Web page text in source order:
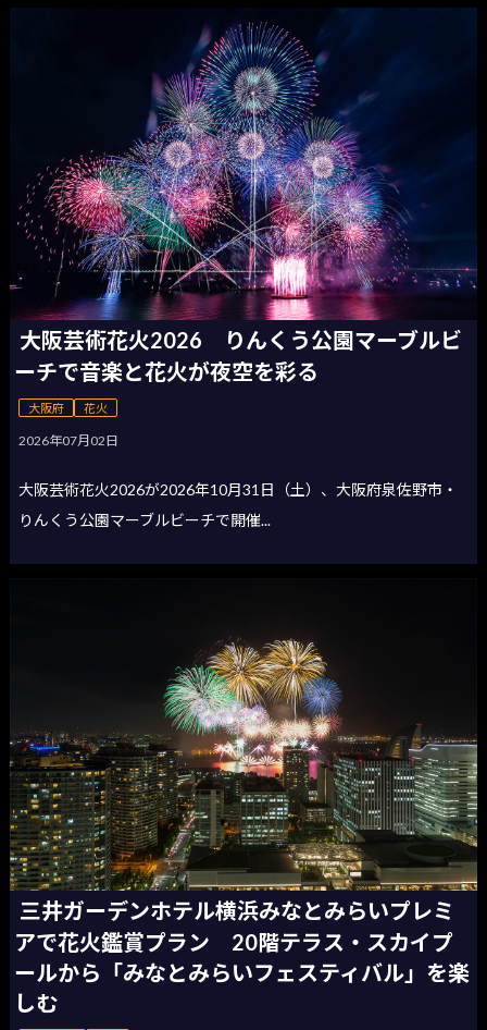
大阪芸術花火2026 りんくう公園マーブルビ
ーチで音楽と花火が夜空を彩る
大阪府 花火
2026年07月02日
大阪芸術花火2026が2026年10月31日（土）、大阪府泉佐野市・
りんくう公園マーブルビーチで開催...
三井ガーデンホテル横浜みなとみらいプレミ
アで花火鑑賞プラン 20階テラス・スカイプ
ールから「みなとみらいフェスティバル」を楽
しむ